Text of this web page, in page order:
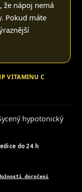
že nápoj nemá
Pokud máte
VITAMINU C
hypotonický
do 24 h
doručení